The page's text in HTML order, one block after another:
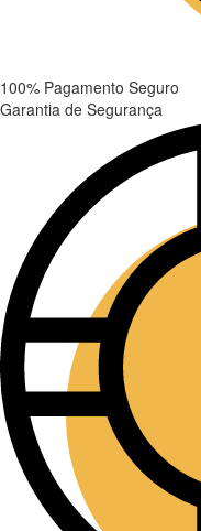
100% Pagamento Seguro
Garantia de Segurança